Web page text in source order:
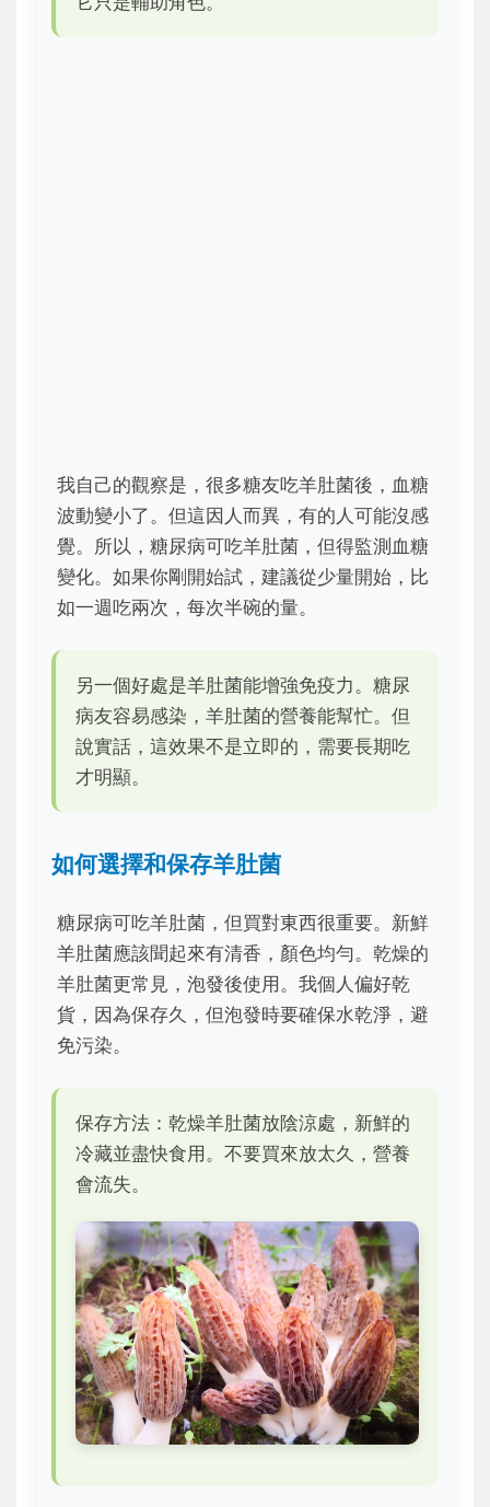
我自己的觀察是，很多糖友吃羊肚菌後，血糖
波動變小了。但這因人而異，有的人可能沒感
覺。所以，糖尿病可吃羊肚菌，但得監測血糖
變化。如果你剛開始試，建議從少量開始，比
如一週吃兩次，每次半碗的量。
另一個好處是羊肚菌能增強免疫力。糖尿
病友容易感染，羊肚菌的營養能幫忙。但
說實話，這效果不是立即的，需要長期吃
才明顯。
如何選擇和保存羊肚菌
糖尿病可吃羊肚菌，但買對東西很重要。新鮮
羊肚菌應該聞起來有清香，顏色均勻。乾燥的
羊肚菌更常見，泡發後使用。我個人偏好乾
貨，因為保存久，但泡發時要確保水乾淨，避
免污染。
保存方法：乾燥羊肚菌放陰涼處，新鮮的
冷藏並盡快食用。不要買來放太久，營養
會流失。